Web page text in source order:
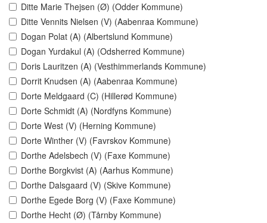
Ditte Marie Thejsen (Ø) (Odder Kommune)
Ditte Vennits Nielsen (V) (Aabenraa Kommune)
Dogan Polat (A) (Albertslund Kommune)
Dogan Yurdakul (A) (Odsherred Kommune)
Doris Lauritzen (A) (Vesthimmerlands Kommune)
Dorrit Knudsen (A) (Aabenraa Kommune)
Dorte Meldgaard (C) (Hillerød Kommune)
Dorte Schmidt (A) (Nordfyns Kommune)
Dorte West (V) (Herning Kommune)
Dorte Winther (V) (Favrskov Kommune)
Dorthe Adelsbech (V) (Faxe Kommune)
Dorthe Borgkvist (A) (Aarhus Kommune)
Dorthe Dalsgaard (V) (Skive Kommune)
Dorthe Egede Borg (V) (Faxe Kommune)
Dorthe Hecht (Ø) (Tårnby Kommune)